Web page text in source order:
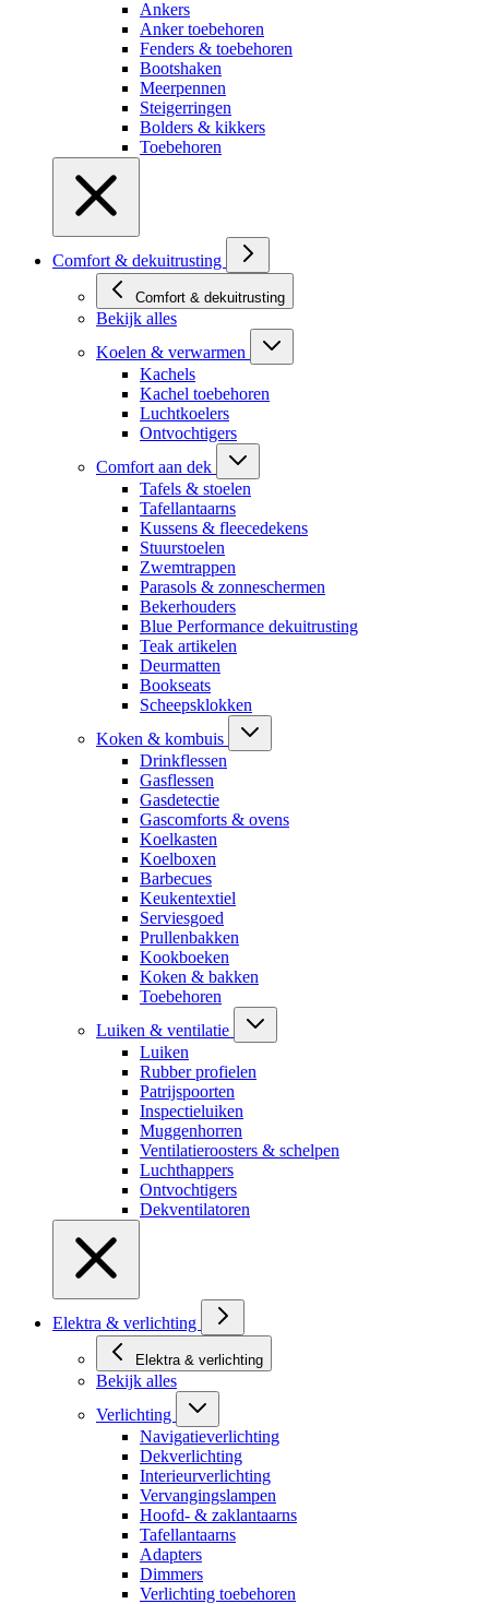
Ankers
Anker toebehoren
Fenders & toebehoren
Bootshaken
Meerpennen
Steigerringen
Bolders & kikkers
Toebehoren
Comfort & dekuitrusting
Comfort & dekuitrusting
Bekijk alles
Koelen & verwarmen
Kachels
Kachel toebehoren
Luchtkoelers
Ontvochtigers
Comfort aan dek
Tafels & stoelen
Tafellantaarns
Kussens & fleecedekens
Stuurstoelen
Zwemtrappen
Parasols & zonneschermen
Bekerhouders
Blue Performance dekuitrusting
Teak artikelen
Deurmatten
Bookseats
Scheepsklokken
Koken & kombuis
Drinkflessen
Gasflessen
Gasdetectie
Gascomforts & ovens
Koelkasten
Koelboxen
Barbecues
Keukentextiel
Serviesgoed
Prullenbakken
Kookboeken
Koken & bakken
Toebehoren
Luiken & ventilatie
Luiken
Rubber profielen
Patrijspoorten
Inspectieluiken
Muggenhorren
Ventilatieroosters & schelpen
Luchthappers
Ontvochtigers
Dekventilatoren
Elektra & verlichting
Elektra & verlichting
Bekijk alles
Verlichting
Navigatieverlichting
Dekverlichting
Interieurverlichting
Vervangingslampen
Hoofd- & zaklantaarns
Tafellantaarns
Adapters
Dimmers
Verlichting toebehoren